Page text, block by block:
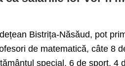
Bistrița-Năsăud, pot
de matematică, câte 8
special, 6 de sport, 4